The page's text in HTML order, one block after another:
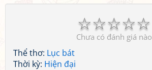
☆
☆
☆
☆
☆
Chưa có đánh giá nào
Thể thơ: Lục bát
Thời kỳ: Hiện đại